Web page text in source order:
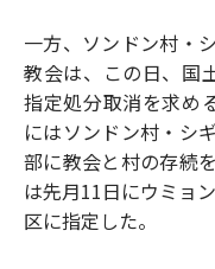
一方、ソンドン村・
教会は、この日、国
指定処分取消を求め
にはソンドン村・シ
部に教会と村の存続
は先月11日にウミョ
区に指定した。